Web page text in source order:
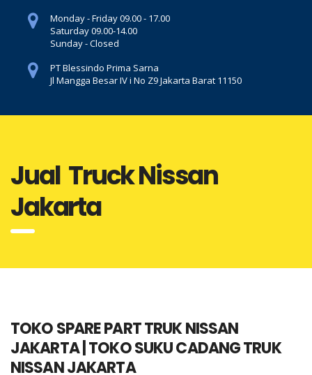
Monday - Friday 09.00 - 17.00
Saturday 09.00-14.00
Sunday - Closed
PT Blessindo Prima Sarna
Jl Mangga Besar IV i No Z9 Jakarta Barat 11150
Jual Truck Nissan
Jakarta
TOKO SPARE PART TRUK NISSAN
JAKARTA | TOKO SUKU CADANG TRUK
NISSAN JAKARTA